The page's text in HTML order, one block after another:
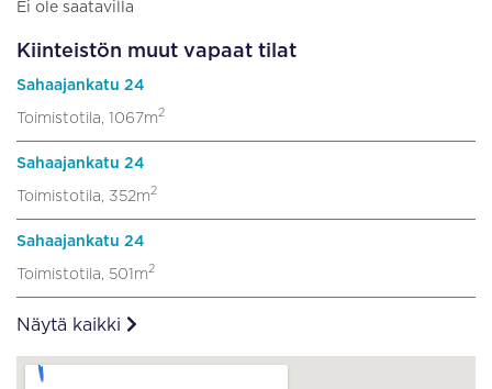
Ei ole saatavilla
Kiinteistön muut vapaat tilat
Sahaajankatu 24
Toimistotila, 1067m2
Sahaajankatu 24
Toimistotila, 352m2
Sahaajankatu 24
Toimistotila, 501m2
Näytä kaikki